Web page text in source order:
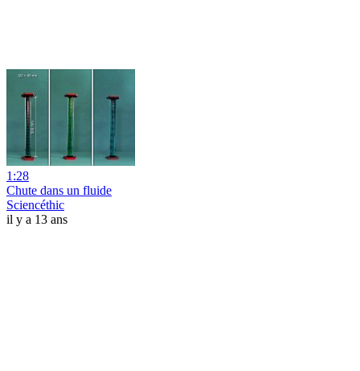
1:28
Chute dans un fluide
Sciencéthic
il y a 13 ans